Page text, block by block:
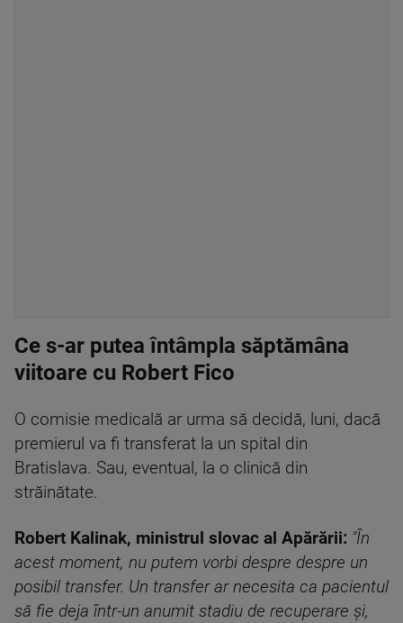
Ce s-ar putea întâmpla săptămâna
viitoare cu Robert Fico
O comisie medicală ar urma să decidă, luni, dacă
premierul va fi transferat la un spital din
Bratislava. Sau, eventual, la o clinică din
străinătate.
Robert Kalinak, ministrul slovac al Apărării: "În
acest moment, nu putem vorbi despre despre un
posibil transfer. Un transfer ar necesita ca pacientul
să fie deja într-un anumit stadiu de recuperare și,